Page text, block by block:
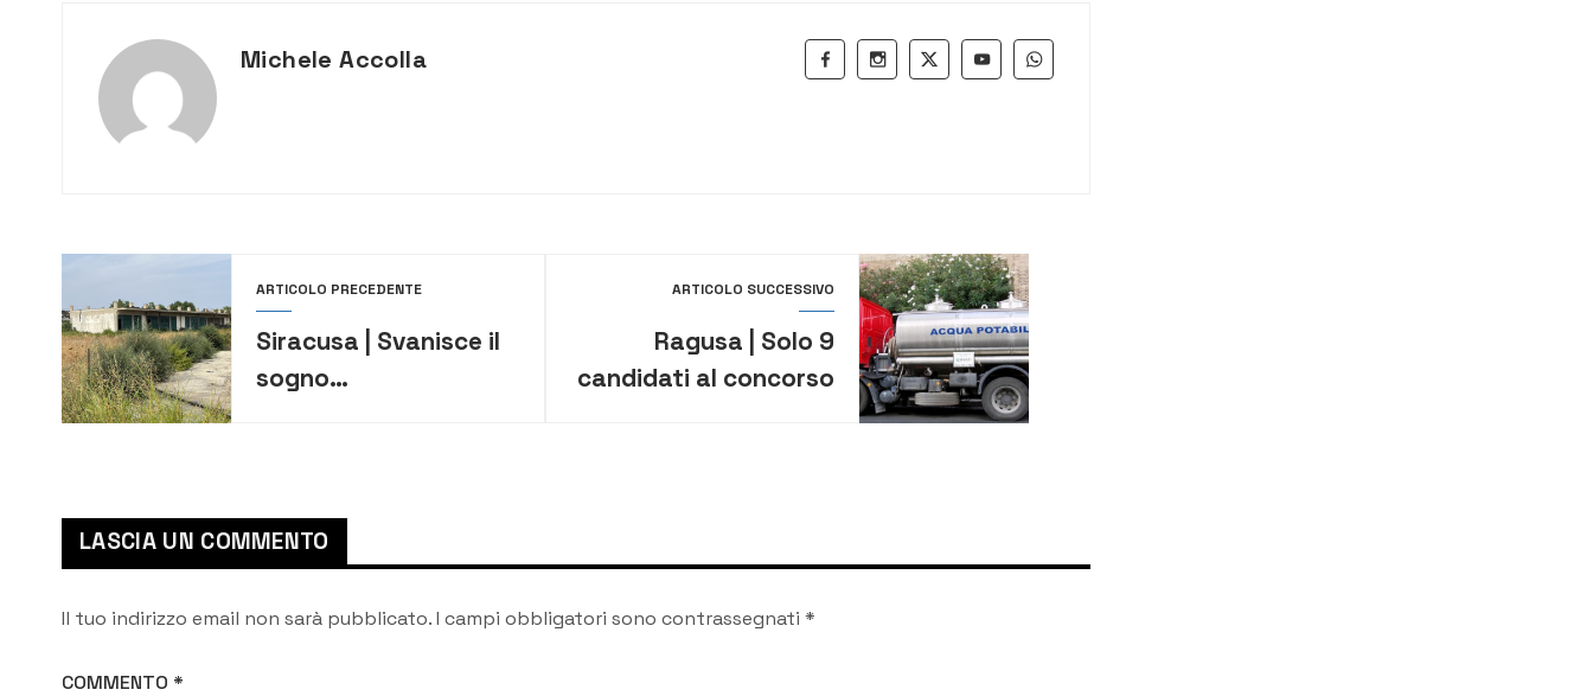
Michele Accolla
ARTICOLO PRECEDENTE
Siracusa | Svanisce il
sogno
australiana
ARTICOLO SUCCESSIVO
Ragusa | Solo 9
candidati al concorso
LASCIA UN COMMENTO
Il tuo indirizzo email non sarà pubblicato.I campi obbligatori sono contrassegnati *
COMMENTO *